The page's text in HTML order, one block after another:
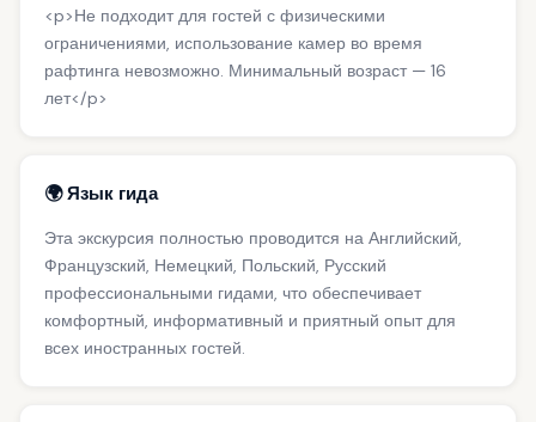
<p>Не подходит для гостей с физическими
ограничениями, использование камер во время
рафтинга невозможно. Минимальный возраст — 16
лет</p>
🌍 Язык гида
Эта экскурсия полностью проводится на Английский,
Французский, Немецкий, Польский, Русский
профессиональными гидами, что обеспечивает
комфортный, информативный и приятный опыт для
всех иностранных гостей.